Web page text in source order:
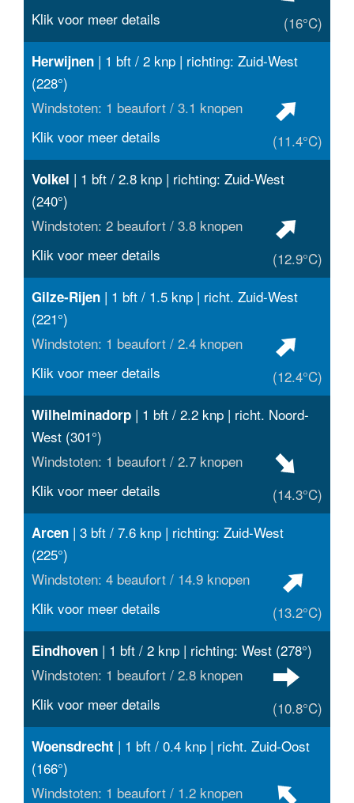
(16°C)
Klik voor meer details
Herwijnen | 1 bft / 2 knp | richting: Zuid-West
(228°)
Windstoten: 1 beaufort / 3.1 knopen
(11.4°C)
Klik voor meer details
Volkel | 1 bft / 2.8 knp | richting: Zuid-West
(240°)
Windstoten: 2 beaufort / 3.8 knopen
(12.9°C)
Klik voor meer details
Gilze-Rijen | 1 bft / 1.5 knp | richt. Zuid-West
(221°)
Windstoten: 1 beaufort / 2.4 knopen
(12.4°C)
Klik voor meer details
Wilhelminadorp | 1 bft / 2.2 knp | richt. Noord-
West (301°)
Windstoten: 1 beaufort / 2.7 knopen
(14.3°C)
Klik voor meer details
Arcen | 3 bft / 7.6 knp | richting: Zuid-West
(225°)
Windstoten: 4 beaufort / 14.9 knopen
(13.2°C)
Klik voor meer details
Eindhoven | 1 bft / 2 knp | richting: West (278°)
Windstoten: 1 beaufort / 2.8 knopen
(10.8°C)
Klik voor meer details
Woensdrecht | 1 bft / 0.4 knp | richt. Zuid-Oost
(166°)
Windstoten: 1 beaufort / 1.2 knopen